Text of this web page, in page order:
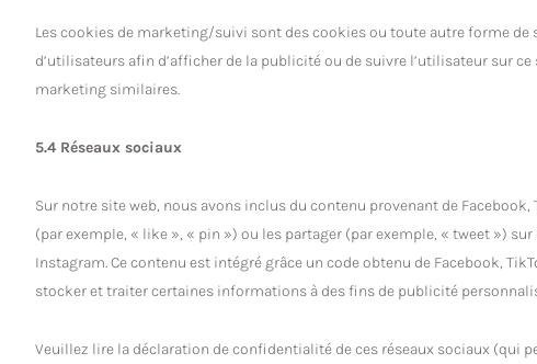
Les cookies de marketing/suivi sont des cookies ou toute autre forme
d’utilisateurs afin d’afficher de la publicité ou de suivre l’utilisateur sur
marketing similaires.
5.4 Réseaux sociaux
Sur notre site web, nous avons inclus du contenu provenant de
(par exemple, « like », « pin ») ou les partager (par exemple, « tweet »)
Instagram. Ce contenu est intégré grâce un code obtenu de Facebook,
stocker et traiter certaines informations à des fins de publicité
Veuillez lire la déclaration de confidentialité de ces réseaux sociaux (qui